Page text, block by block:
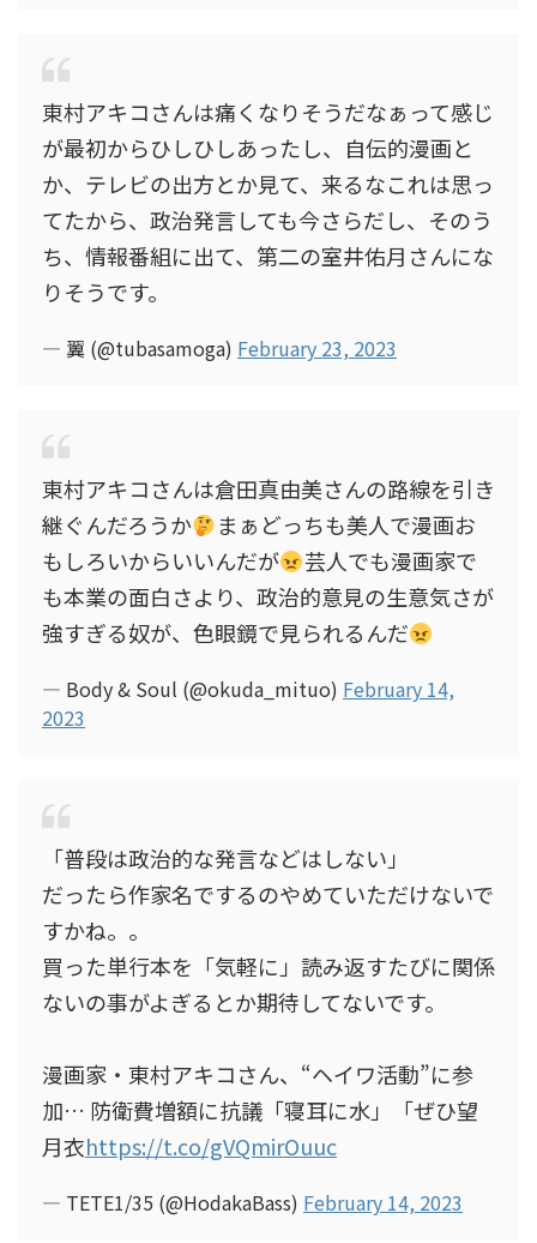
東村アキコさんは痛くなりそうだなぁって感じ
が最初からひしひしあったし、自伝的漫画と
か、テレビの出方とか見て、来るなこれは思っ
てたから、政治発言しても今さらだし、そのう
ち、情報番組に出て、第二の室井佑月さんにな
りそうです。
— 翼 (@tubasamoga) February 23, 2023
東村アキコさんは倉田真由美さんの路線を引き
継ぐんだろうか
まぁどっちも美人で漫画お
もしろいからいいんだが
芸人でも漫画家で
も本業の面白さより、政治的意見の生意気さが
強すぎる奴が、色眼鏡で見られるんだ
— Body & Soul (@okuda_mituo) February 14,
2023
「普段は政治的な発言などはしない」
だったら作家名でするのやめていただけないで
すかね。。
買った単行本を「気軽に」読み返すたびに関係
ないの事がよぎるとか期待してないです。
漫画家・東村アキコさん、“ヘイワ活動”に参
加… 防衛費増額に抗議「寝耳に水」「ぜひ望
月衣https://t.co/gVQmirOuuc
— TETE1/35 (@HodakaBass) February 14, 2023